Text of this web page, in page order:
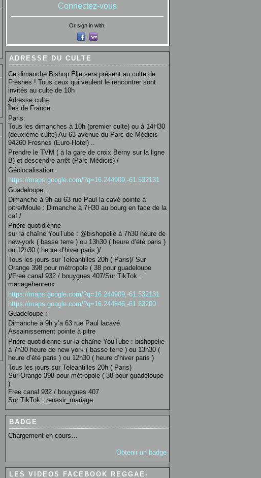
Connectez-vous
Or sign in with:
ADRESSE DU CULTE
Ce dimanche Bishop Élie sera présent au culte de
Fresnes ! Tous ceux qui veulent le rencontrer sont
invités au culte de 10h
Adresse culte
Îles de France
Paris:
Tous les dimanches à 10h (premier culte) ou à 14H30
(deuxième culte) Au 63 avenue du Parc de Médicis
94260 Fresnes (Euro-Hotel) ..
Prendre le TVM ( à la gare de croix Berny sur la ligne
B) et descendre arrêt (Parc Médicis) /
Géolocalisation :
https://maps.google.com/?q=16.244909,-61.532131
Guadeloupe :
Dimanche à 9h au 63 rue Paul la cavé pointe à
pitre/Moule : Dimanche à 7H30 au bourg en face de la
caf /
Prière quotidienne
sur la chaîne YouTube : @bishopelie à 7h30 heure de
new-york ( basse terre ) ou 13h30 ( heure d’été paris )
ou 12h30 ( heure d’hiver paris )/
Tous les jours sur Teleantilles 20h ( Paris)/ Sur
Orange 398 pour métropole ( 38 pour guadeloupe
)/Free canal 932 / bouygues 407/Sur TikTok :
mariageheureux
https://maps.google.com/?q=16.244909,-61.532131
https://maps.google.com/?q=16.244846,-61.53200
Guadeloupe :
Dimanche à 9h y’a 63 rue Paul lacavé
Assainissement pointe à pitre
Prière quotidienne sur la chaîne YouTube : bishopelie
à 7h30 heure de new-york ( basse terre ) ou 13h30 (
heure d’été paris ) ou 12h30 ( heure d’hiver paris )
Tous les jours sur Teleantilles 20h ( Paris)
Sur Orange 398 pour métropole ( 38 pour guadeloupe
)
Free canal 932 / bouygues 407
Sur TikTok : reussir_mariage
BADGE
Chargement en cours…
Obtenir un badge
LES VIDEOS FACEBOOK REGGAE-